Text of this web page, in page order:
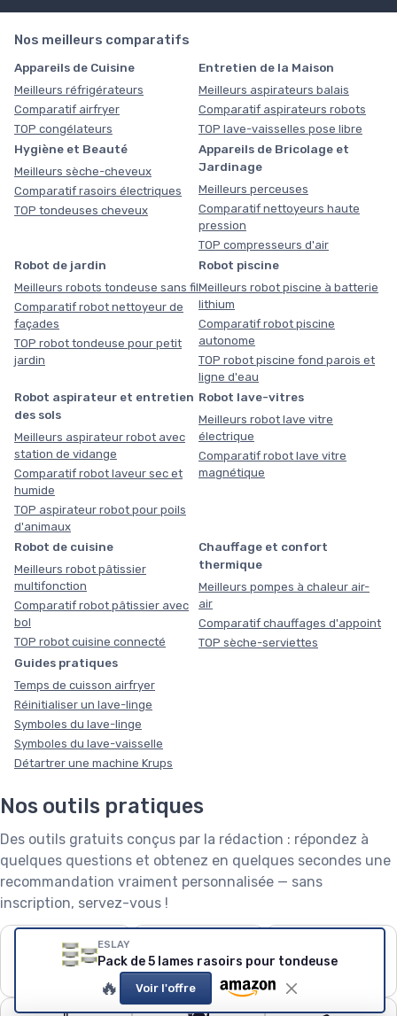
ESLAY
Pack de 5 lames rasoirs pour tondeuse
🔥 Voir l'offre
Nos meilleurs comparatifs
Appareils de Cuisine
Meilleurs réfrigérateurs
Comparatif airfryer
TOP congélateurs
Entretien de la Maison
Meilleurs aspirateurs balais
Comparatif aspirateurs robots
TOP lave-vaisselles pose libre
Hygiène et Beauté
Meilleurs sèche-cheveux
Comparatif rasoirs électriques
TOP tondeuses cheveux
Appareils de Bricolage et
Jardinage
Meilleurs perceuses
Comparatif nettoyeurs haute
pression
TOP compresseurs d'air
Robot de jardin
Meilleurs robots tondeuse sans fil
Comparatif robot nettoyeur de
façades
TOP robot tondeuse pour petit
jardin
Robot piscine
Meilleurs robot piscine à batterie
lithium
Comparatif robot piscine
autonome
TOP robot piscine fond parois et
ligne d'eau
Robot aspirateur et entretien
des sols
Meilleurs aspirateur robot avec
station de vidange
Comparatif robot laveur sec et
humide
TOP aspirateur robot pour poils
d'animaux
Robot lave-vitres
Meilleurs robot lave vitre
électrique
Comparatif robot lave vitre
magnétique
Robot de cuisine
Meilleurs robot pâtissier
multifonction
Comparatif robot pâtissier avec
bol
TOP robot cuisine connecté
Chauffage et confort
thermique
Meilleurs pompes à chaleur air-
air
Comparatif chauffages d'appoint
TOP sèche-serviettes
Guides pratiques
Temps de cuisson airfryer
Réinitialiser un lave-linge
Symboles du lave-linge
Symboles du lave-vaisselle
Détartrer une machine Krups
Nos outils pratiques
Des outils gratuits conçus par la rédaction : répondez à
quelques questions et obtenez en quelques secondes une
recommandation vraiment personnalisée — sans
inscription, servez-vous !
❄️
Puissance de
Capacité de lave-
linge
Robot tondeuse : le